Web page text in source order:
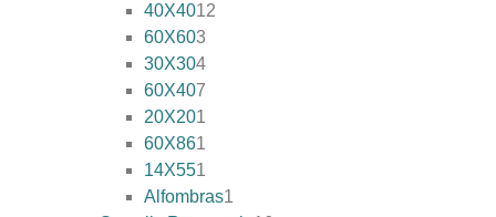
40X4012
60X603
30X304
60X407
20X201
60X861
14X551
Alfombras1